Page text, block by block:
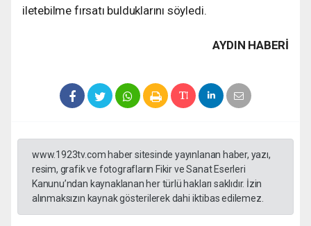
iletebilme fırsatı bulduklarını söyledi.
AYDIN HABERİ
www.1923tv.com haber sitesinde yayınlanan haber, yazı,
resim, grafik ve fotografların Fikir ve Sanat Eserleri
Kanunu’ndan kaynaklanan her türlü hakları saklıdır. İzin
alınmaksızın kaynak gösterilerek dahi iktibas edilemez.